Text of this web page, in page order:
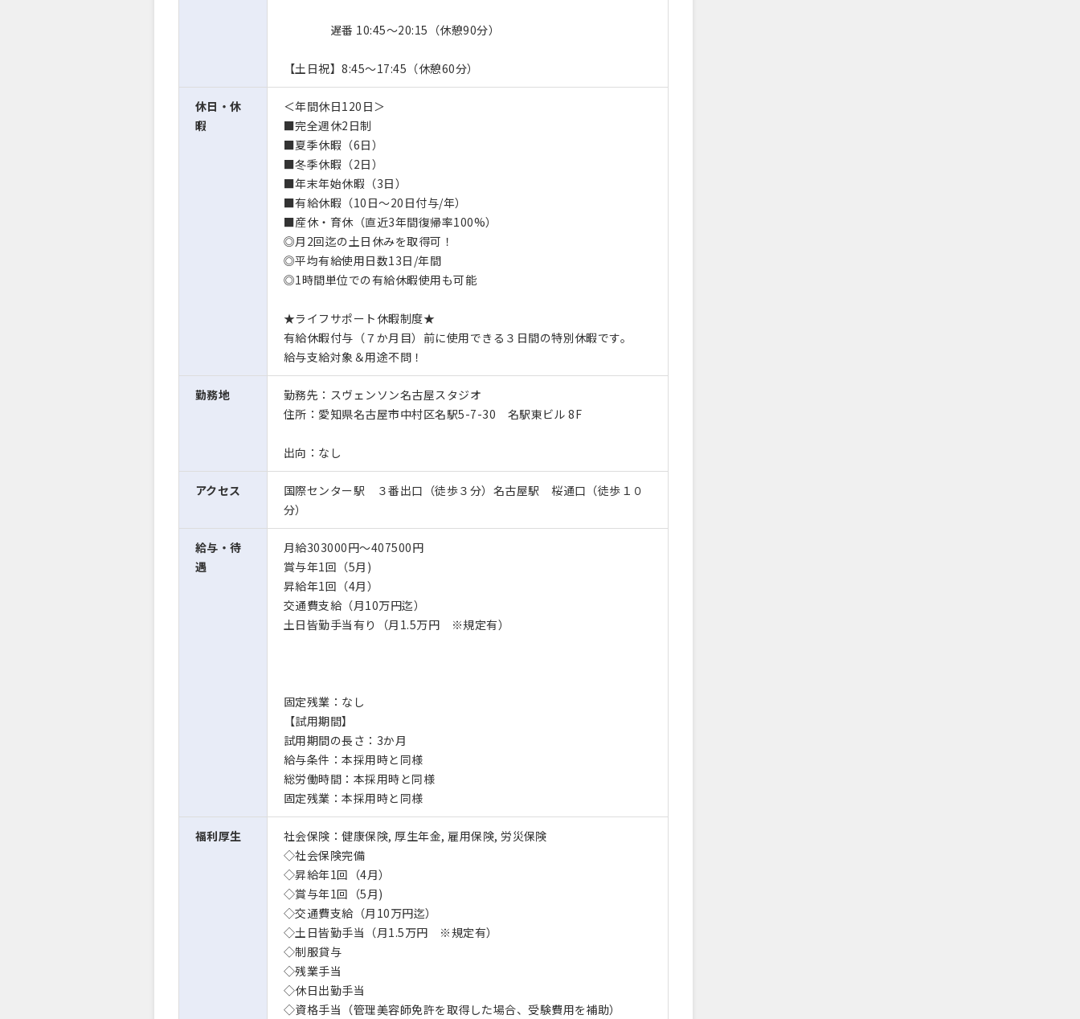
遅番 10:45～20:15（休憩90分）
【土日祝】8:45～17:45（休憩60分）
休日・休
暇
＜年間休日120日＞
■完全週休2日制
■夏季休暇（6日）
■冬季休暇（2日）
■年末年始休暇（3日）
■有給休暇（10日～20日付与/年）
■産休・育休（直近3年間復帰率100%）
◎月2回迄の土日休みを取得可！
◎平均有給使用日数13日/年間
◎1時間単位での有給休暇使用も可能
★ライフサポート休暇制度★
有給休暇付与（７か月目）前に使用できる３日間の特別休暇です。
給与支給対象＆用途不問！
勤務地
勤務先：スヴェンソン名古屋スタジオ
住所：愛知県名古屋市中村区名駅5-7-30 名駅東ビル 8F
出向：なし
アクセス
国際センター駅 ３番出口（徒歩３分）名古屋駅 桜通口（徒歩１０
分）
給与・待
遇
月給303000円〜407500円
賞与年1回（5月)
昇給年1回（4月）
交通費支給（月10万円迄）
土日皆勤手当有り（月1.5万円 ※規定有）
固定残業：なし
【試用期間】
試用期間の長さ：3か月
給与条件：本採用時と同様
総労働時間：本採用時と同様
固定残業：本採用時と同様
福利厚生
社会保険：健康保険, 厚生年金, 雇用保険, 労災保険
◇社会保険完備
◇昇給年1回（4月）
◇賞与年1回（5月)
◇交通費支給（月10万円迄）
◇土日皆勤手当（月1.5万円 ※規定有）
◇制服貸与
◇残業手当
◇休日出勤手当
◇資格手当（管理美容師免許を取得した場合、受験費用を補助）